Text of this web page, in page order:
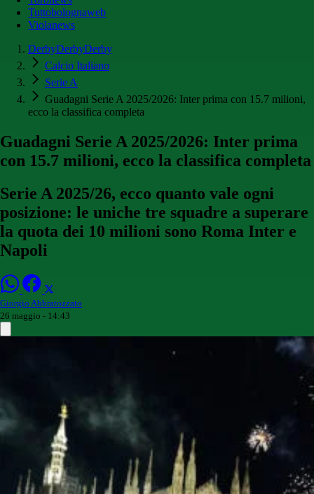
Tuttobolognaweb
Violanews
DerbyDerbyDerby
Calcio Italiano
Serie A
Guadagni Serie A 2025/2026: Inter prima con 15.7 milioni,
ecco la classifica completa
Guadagni Serie A 2025/2026: Inter prima
con 15.7 milioni, ecco la classifica completa
Serie A 2025/26, ecco quanto vale ogni
posizione: le uniche tre squadre a superare
la quota dei 10 milioni sono Roma Inter e
Napoli
Giorgio Abbratozzato
26 maggio - 14:43